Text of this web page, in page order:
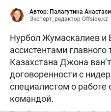
Автор: Палагутина
Эксперт, редактор Offside.kz
Нурбол Жумаскалиев и
ассистентами главного
Казахстана Джона
договоренности с
специалистом о работе
командой.